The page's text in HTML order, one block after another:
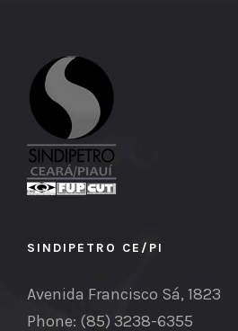
SINDIPETRO CE/PI
Avenida Francisco Sá, 1823
Phone: (85) 3238-6355